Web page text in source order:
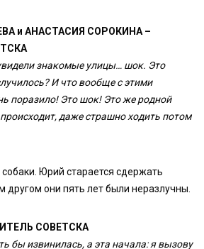
и АНАСТАСИЯ СОРОКИНА –
знакомые улицы… шок. Это
И что вообще с этими
поразило! Это шок! Это же родной
происходит, даже страшно ходить потом
Юрий старается сдержать
другом они пять лет были неразлучны.
СОВЕТСКА
бы извинилась, а эта начала: я вызову